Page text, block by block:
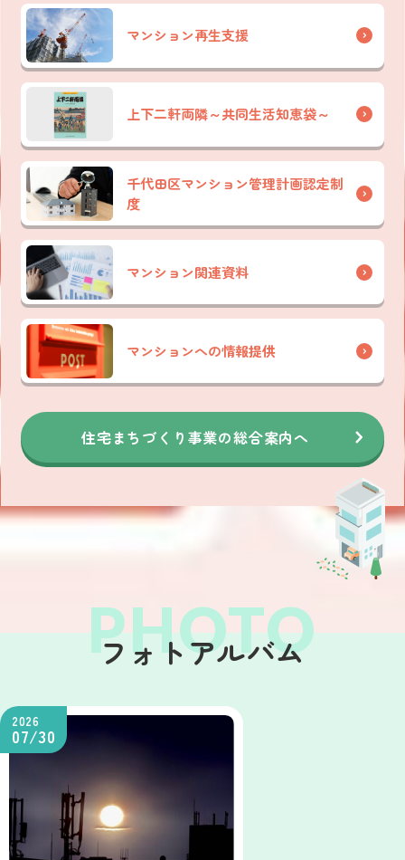
マンション再生支援
上下二軒両隣～共同生活知恵袋～
千代田区マンション管理計画認定制
度
マンション関連資料
マンションへの情報提供
住宅まちづくり事業の総合案内へ
フォトアルバム
2026
07/30